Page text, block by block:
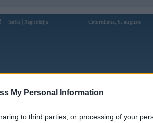
My Personal Information
to third parties, or processing of your
Ienākt Reģistrācija Ceturtdiena, 6. augusts
Reģistrācija Lietotāji
profils